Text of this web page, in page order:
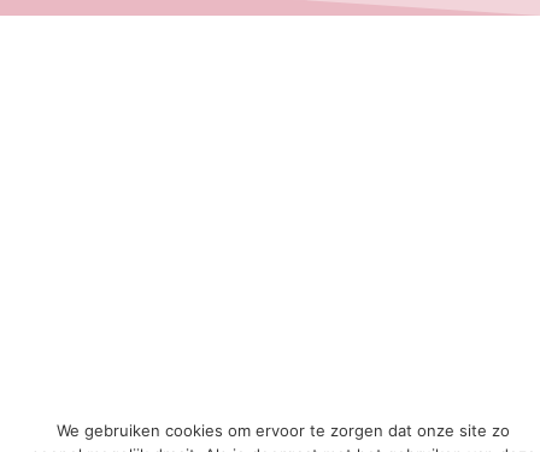
We gebruiken cookies om ervoor te zorgen dat onze site zo